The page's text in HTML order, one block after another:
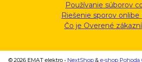
Používanie súborov
Riešenie sporov onlibe
Čo je Overené
© 2026 EMAT elektro • NextShop & e-shop Pohoda